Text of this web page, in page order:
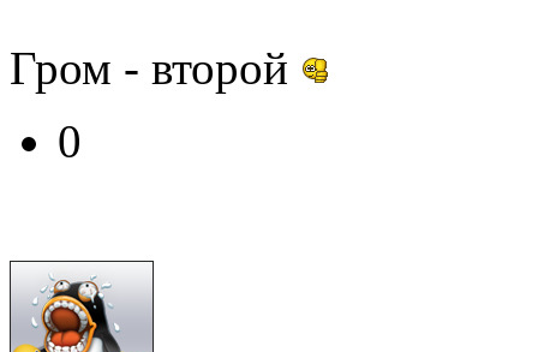
Гром - второй
0